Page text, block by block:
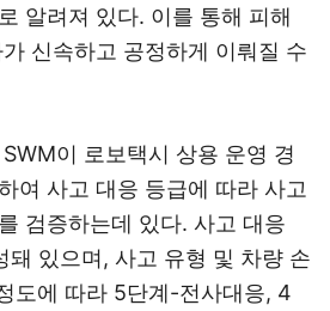
알려져 있다. 이를 통해 피해
신속하고 공정하게 이뤄질 수
이 로보택시 상용 운영 경
여 사고 대응 등급에 따라 사고
검증하는데 있다. 사고 대응
돼 있으며, 사고 유형 및 차량 손
도에 따라 5단계-전사대응, 4